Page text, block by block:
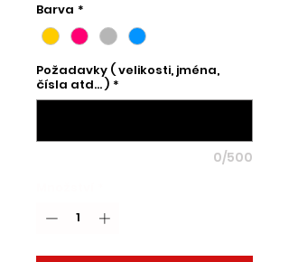
Barva *
Požadavky ( velikosti, jména,
čísla atd... ) *
0/500